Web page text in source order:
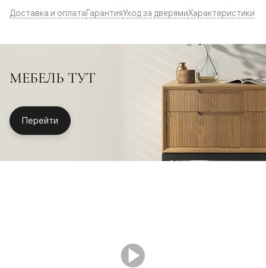
Доставка и оплатаГарантияУход за дверямиХарактеристики
МЕБЕЛЬ ТУТ
Перейти